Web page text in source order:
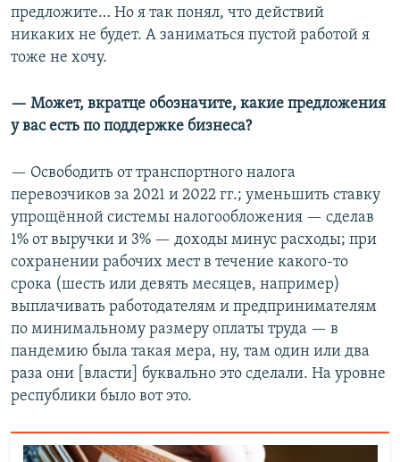
предложите… Но я так понял, что действий
никаких не будет. А заниматься пустой работой я
тоже не хочу.
— Может, вкратце обозначите, какие предложения
у вас есть по поддержке бизнеса?
— Освободить от транспортного налога
перевозчиков за 2021 и 2022 гг.; уменьшить ставку
упрощённой системы налогообложения — сделав
1% от выручки и 3% — доходы минус расходы; при
сохранении рабочих мест в течение какого-то
срока (шесть или девять месяцев, например)
выплачивать работодателям и предпринимателям
по минимальному размеру оплаты труда — в
пандемию была такая мера, ну, там один или два
раза они [власти] буквально это сделали. На уровне
республики было вот это.